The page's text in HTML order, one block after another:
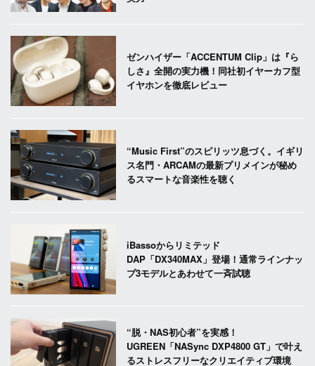
ゼンハイザー「ACCENTUM Clip」は『ら
しさ』全開の実力機！同社初イヤーカフ型
イヤホンを徹底レビュー
“Music First”のスピリッツ息づく。イギリ
ス名門・ARCAMの最新プリメインが秘め
るスマートな音楽性を聴く
iBassoからリミテッド
DAP「DX340MAX」登場！通常ラインナッ
プ3モデルとあわせて一斉試聴
“脱・NAS初心者”を実感！
UGREEN「NASync DXP4800 GT」で叶え
るストレスフリーなクリエイティブ環境